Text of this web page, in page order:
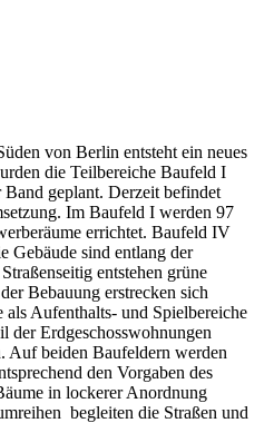
von Berlin entsteht ein neues
die Teilbereiche Baufeld I
geplant. Derzeit befindet
Im Baufeld I werden 97
errichtet. Baufeld IV
Gebäude sind entlang der
entstehen grüne
Bebauung erstrecken sich
Aufenthalts- und Spielbereiche
der Erdgeschosswohnungen
Auf beiden Baufeldern werden
den Vorgaben des
in lockerer Anordnung
begleiten die Straßen und